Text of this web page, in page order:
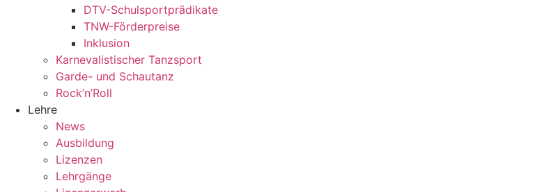
DTV-Schulsportprädikate
TNW-Förderpreise
Inklusion
Karnevalistischer Tanzsport
Garde- und Schautanz
Rock’n’Roll
Lehre
News
Ausbildung
Lizenzen
Lehrgänge